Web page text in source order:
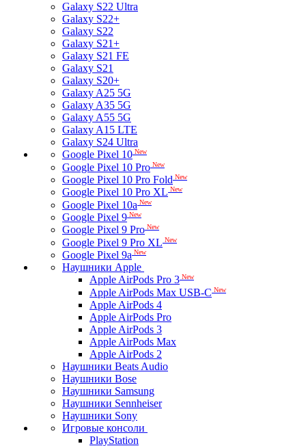
Galaxy S22 Ultra
Galaxy S22+
Galaxy S22
Galaxy S21+
Galaxy S21 FE
Galaxy S21
Galaxy S20+
Galaxy A25 5G
Galaxy A35 5G
Galaxy A55 5G
Galaxy A15 LTE
Galaxy S24 Ultra
Google Pixel 10 New
Google Pixel 10 Pro New
Google Pixel 10 Pro Fold New
Google Pixel 10 Pro XL New
Google Pixel 10a New
Google Pixel 9 New
Google Pixel 9 Pro New
Google Pixel 9 Pro XL New
Google Pixel 9a New
Наушники Apple
Apple AirPods Pro 3 New
Apple AirPods Max USB-C New
Apple AirPods 4
Apple AirPods Pro
Apple AirPods 3
Apple AirPods Max
Apple AirPods 2
Наушники Beats Audio
Наушники Bose
Наушники Samsung
Наушники Sennheiser
Наушники Sony
Игровые консоли
PlayStation